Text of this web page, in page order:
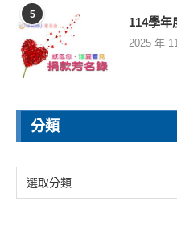
5
114學年
2025 年
分類